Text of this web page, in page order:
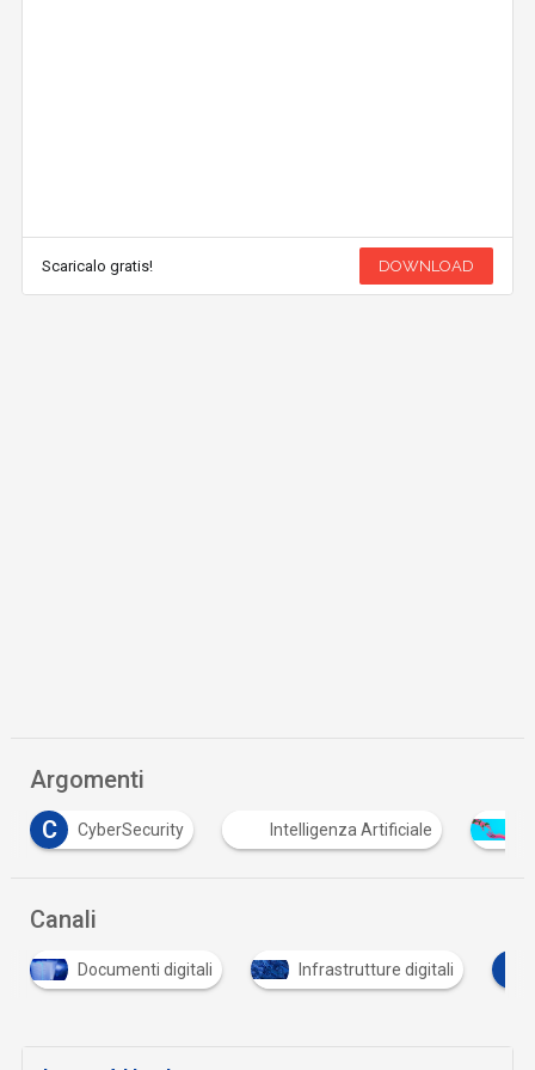
Scaricalo gratis! DOWNLOAD
Argomenti
Intelligenza Artificiale intelligenza artificiale
Canali
Infrastrutture digitali S Sicurezza digitale